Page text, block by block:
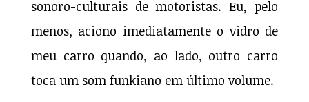
sonoro-culturais de motoristas. Eu, pelo
menos, aciono imediatamente o vidro de
meu carro quando, ao lado, outro carro
toca um som funkiano em último volume.